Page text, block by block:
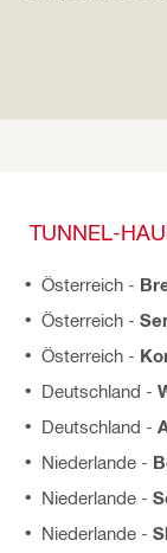
TUNNEL-
Österreich -
Österreich -
Österreich -
Deutschland -
Deutschland -
Niederlande -
Niederlande -
Niederlande -